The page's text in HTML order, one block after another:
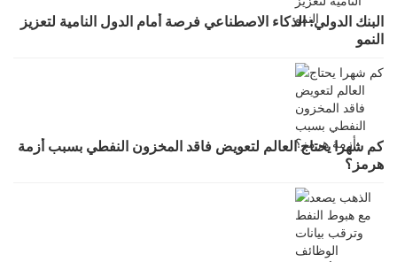
البنك الدولي: الذكاء الاصطناعي فرصة أمام الدول النامية لتعزيز
النمو
كم شهرا يحتاج العالم لتعويض فاقد المخزون النفطي بسبب أزمة
هرمز؟